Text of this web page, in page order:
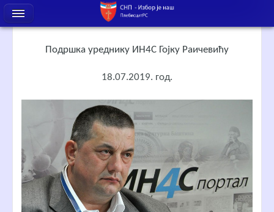
Подршка уреднику ИН4С Гојку Раичевићу
18.07.2019. год.